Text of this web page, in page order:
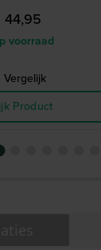
voorraad
Vergelijk
Product